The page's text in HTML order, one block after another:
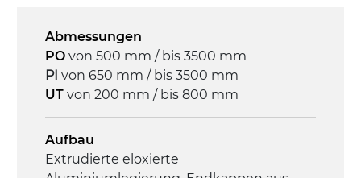
Steuerung
On/Off, E-Stopp, Motor-
Überlastungsschutz
Abmessungen
PO von 500 mm / bis 3500 mm
PI von 650 mm / bis 3500 mm
UT von 200 mm / bis 800 mm
Aufbau
Extrudierte eloxierte